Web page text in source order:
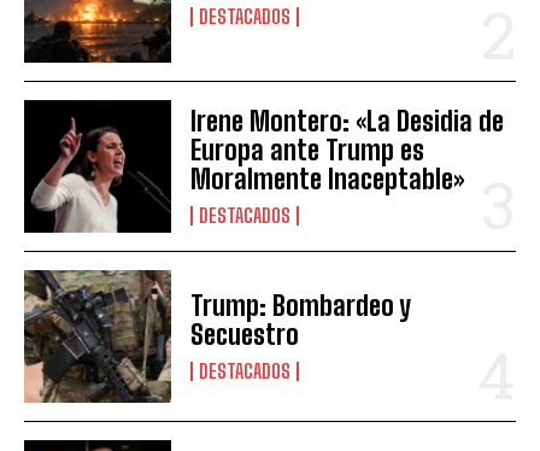
DESTACADOS
Irene Montero: «La Desidia de
Europa ante Trump es
Moralmente Inaceptable»
DESTACADOS
Trump: Bombardeo y
Secuestro
DESTACADOS